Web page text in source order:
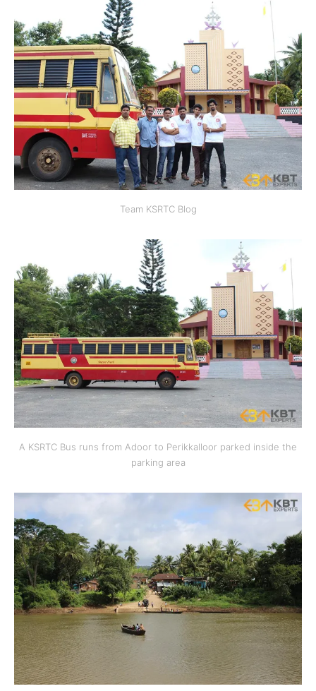
Team KSRTC Blog
A KSRTC Bus runs from Adoor to Perikkalloor parked inside the
parking area